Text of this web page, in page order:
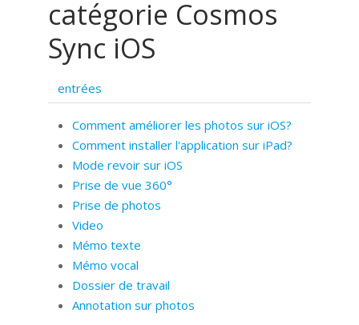
catégorie Cosmos
Sync iOS
entrées
Comment améliorer les photos sur iOS?
Comment installer l'application sur iPad?
Mode revoir sur iOS
Prise de vue 360°
Prise de photos
Video
Mémo texte
Mémo vocal
Dossier de travail
Annotation sur photos